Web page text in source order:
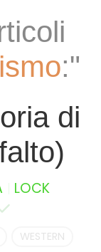
:"
di
LOCK
WESTERN